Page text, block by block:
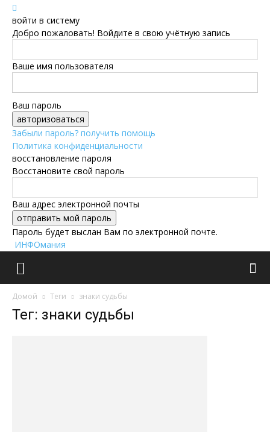
войти в систему
Добро пожаловать! Войдите в свою учётную запись
Ваше имя пользователя
Ваш пароль
Забыли пароль? получить помощь
Политика конфиденциальности
восстановление пароля
Восстановите свой пароль
Ваш адрес электронной почты
Пароль будет выслан Вам по электронной почте.
ИНФОмания
Домой Теги знаки судьбы
Тег: знаки судьбы